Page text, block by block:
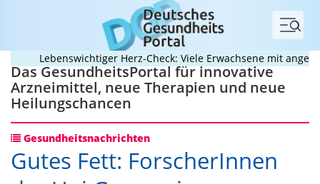
Menü
Lebenswichtiger Herz-Check: Viele Erwachsene mit
Das GesundheitsPortal für innovative
Arzneimittel, neue Therapien und neue
Heilungschancen
Gesundheitsnachrichten
Gutes Fett: ForscherInnen